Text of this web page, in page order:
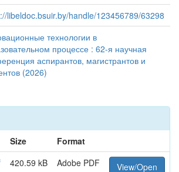
libeldoc.bsuir.by/handle/123456789/63298
технологии в
процессе : 62-я научная
аспирантов, магистрантов и
(2026)
Size
Format
420.59 kB Adobe PDF View/Open